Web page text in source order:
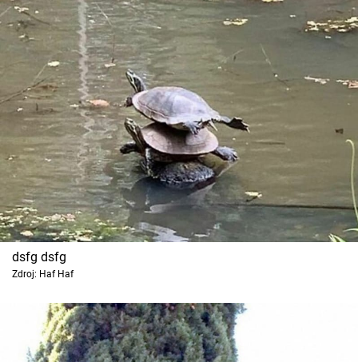
dsfg dsfg
Zdroj: Haf Haf